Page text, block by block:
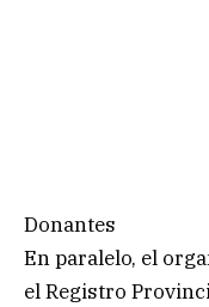
Donantes
En paralelo, el
el Registro